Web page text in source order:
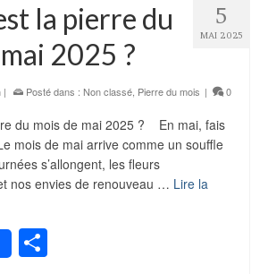
5
MAI 2025
la pierre du
2025 ?
| Posté dans : Non classé Pierre du mois | 0
du mois de mai 2025 ? En mai, fais
mois de mai arrive comme un souffle
s’allongent, les fleurs
nos envies de renouveau … Lire la